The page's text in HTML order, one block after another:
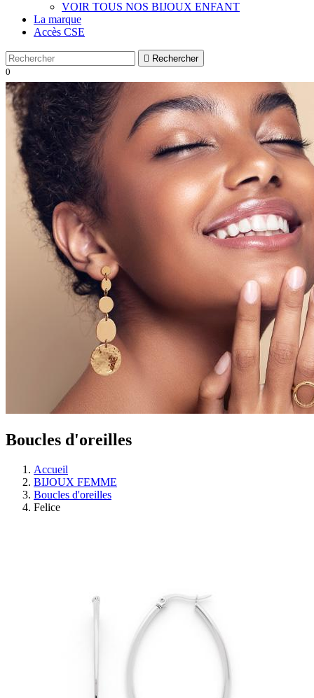
VOIR TOUS NOS BIJOUX ENFANT
La marque
Accès CSE
 Rechercher
0
Boucles d'oreilles
Accueil
BIJOUX FEMME
Boucles d'oreilles
Felice